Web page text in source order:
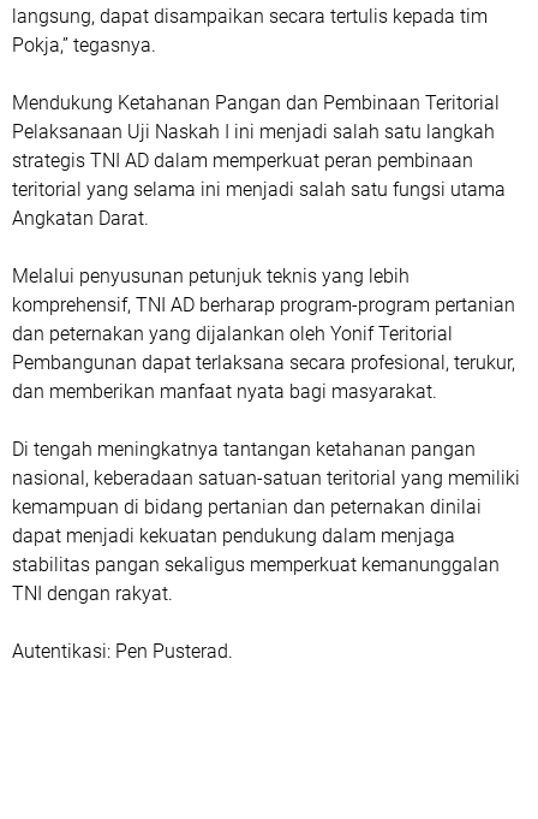
langsung, dapat disampaikan secara tertulis kepada tim
Pokja,” tegasnya.
Mendukung Ketahanan Pangan dan Pembinaan Teritorial
‎Pelaksanaan Uji Naskah I ini menjadi salah satu langkah
strategis TNI AD dalam memperkuat peran pembinaan
teritorial yang selama ini menjadi salah satu fungsi utama
Angkatan Darat.
Melalui penyusunan petunjuk teknis yang lebih
komprehensif, TNI AD berharap program-program pertanian
dan peternakan yang dijalankan oleh Yonif Teritorial
Pembangunan dapat terlaksana secara profesional, terukur,
dan memberikan manfaat nyata bagi masyarakat.
Di tengah meningkatnya tantangan ketahanan pangan
nasional, keberadaan satuan-satuan teritorial yang memiliki
kemampuan di bidang pertanian dan peternakan dinilai
dapat menjadi kekuatan pendukung dalam menjaga
stabilitas pangan sekaligus memperkuat kemanunggalan
TNI dengan rakyat.
Autentikasi: Pen Pusterad.